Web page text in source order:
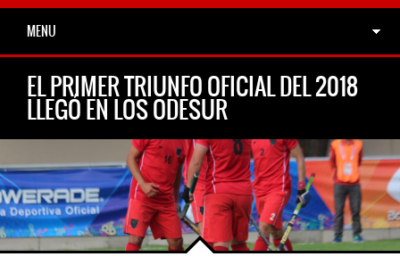
MENU
EL PRIMER TRIUNFO OFICIAL DEL 2018
LLEGÓ EN LOS ODESUR